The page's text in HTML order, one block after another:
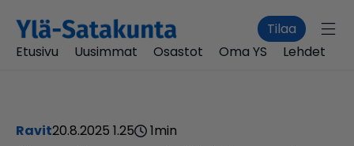
Tilaa
Etusivu
Uusimmat Osastot Oma YS Lehdet
ravit20.8.2025 1.25 1min